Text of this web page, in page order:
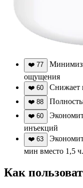
❤️ 77
ощущения
❤️ 60 Снижает
❤️ 88
❤️ 60
инъекций
❤️ 63
мин вместо 1,5 ч.
Как